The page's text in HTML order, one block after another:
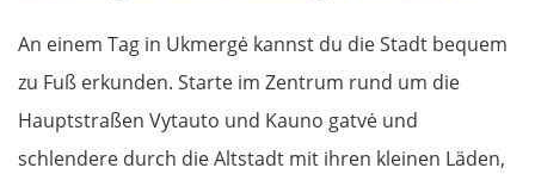
An einem Tag in Ukmergė kannst du die Stadt bequem
zu Fuß erkunden. Starte im Zentrum rund um die
Hauptstraßen Vytauto und Kauno gatvė und
schlendere durch die Altstadt mit ihren kleinen Läden,